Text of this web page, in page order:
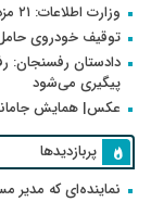
وزارت اطلاعات: ۲۱ مزدور موساد و ۴ شرور مسلح در کرمان بازداشت شدند
توقیف خودروی
دادستان رفسنجان:
پیگیری می‌شود
عکس| همایش
پربازدیدها
نماینده‌ای که مدیر